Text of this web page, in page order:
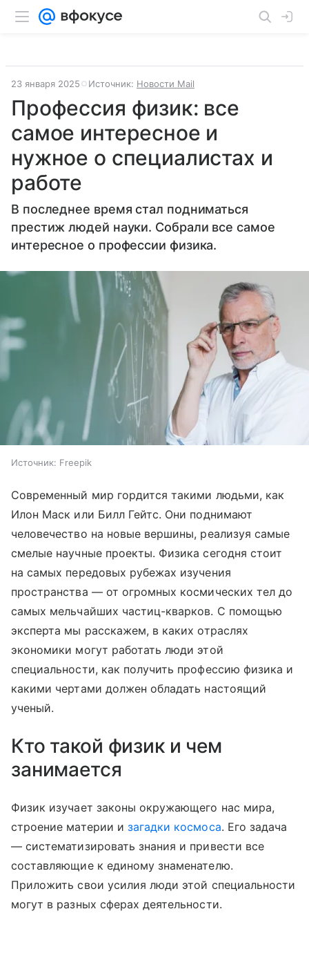
23 января 2025 Источник: Новости Mail
Профессия физик: все
самое интересное и
нужное о специалистах и
работе
В последнее время стал подниматься
престиж людей науки. Собрали все самое
интересное о профессии физика.
Источник: Freepik
Современный мир гордится такими людьми, как
Илон Маск или Билл Гейтс. Они поднимают
человечество на новые вершины, реализуя самые
смелые научные проекты. Физика сегодня стоит
на самых передовых рубежах изучения
пространства — от огромных космических тел до
самых мельчайших частиц-кварков. С помощью
эксперта мы расскажем, в каких отраслях
экономики могут работать люди этой
специальности, как получить профессию физика и
какими чертами должен обладать настоящий
ученый.
Кто такой физик и чем
занимается
Физик изучает законы окружающего нас мира,
строение материи и загадки космоса. Его задача
— систематизировать знания и привести все
составляющие к единому знаменателю.
Приложить свои усилия люди этой специальности
могут в разных сферах деятельности.